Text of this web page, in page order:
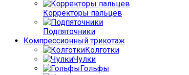
Корректоры пальцев
Подпяточники
Компрессионный трикотаж
Колготки
Чулки
Гольфы